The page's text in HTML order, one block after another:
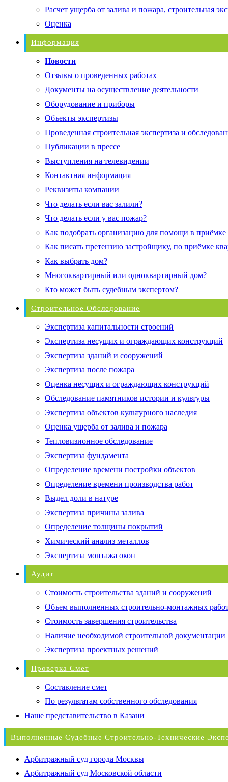
Расчет ущерба от залива и пожара, строительная
Оценка
Информация
Новости
Отзывы о проведенных работах
Документы на осуществление деятельности
Оборудование и приборы
Объекты экспертизы
Проведенная строительная экспертиза и
Публикации в прессе
Выступления на телевидении
Контактная информация
Реквизиты компании
Что делать если вас залили?
Что делать если у вас пожар?
Как подобрать организацию для помощи в приёмке
Как писать претензию застройщику, по приёмке
Как выбрать дом?
Многоквартирный или одноквартирный дом?
Кто может быть судебным экспертом?
Строительное Обследование
Экспертиза капитальности строений
Экспертиза несущих и ограждающих конструкций
Экспертиза зданий и сооружений
Экспертиза после пожара
Оценка несущих и ограждающих конструкций
Обследование памятников истории и культуры
Экспертиза объектов культурного наследия
Оценка ущерба от залива и пожара
Тепловизионное обследование
Экспертиза фундамента
Определение времени постройки объектов
Определение времени производства работ
Выдел доли в натуре
Экспертиза причины залива
Определение толщины покрытий
Химический анализ металлов
Экспертиза монтажа окон
Аудит
Стоимость строительства зданий и сооружений
Объем выполненных строительно-монтажных
Стоимость завершения строительства
Наличие необходимой строительной документации
Экспертиза проектных решений
Проверка Смет
Составление смет
По результатам собственного обследования
Наше представительство в Казани
Выполненные Судебные Строительно-Технические
Арбитражный суд города Москвы
Арбитражный суд Московской области